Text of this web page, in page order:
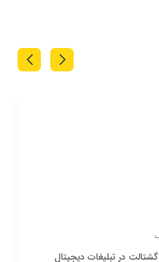
مقالات دیجیتال مارکتینگ
تبلیغات پولی: راهی سریع و مؤثر برای